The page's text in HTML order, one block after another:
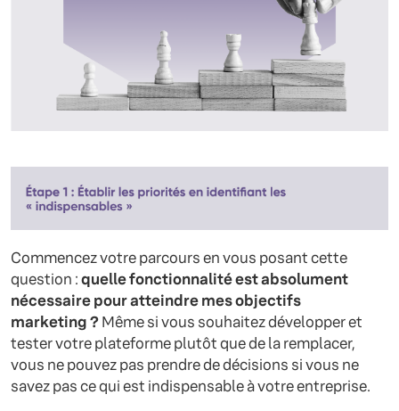
Commencez votre parcours en vous posant cette
question :quelle fonctionnalité est absolument
nécessaire pour atteindre mes objectifs
marketing ?Même si vous souhaitez développer et
tester votre plateforme plutôt que de la remplacer,
vous ne pouvez pas prendre de décisions si vous ne
savez pas ce qui est indispensable à votre entreprise.